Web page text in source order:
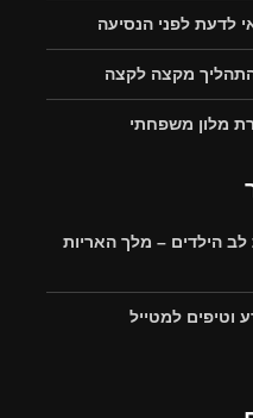
לדעת לפני הנסיעה
מקצה לקצה
מלון משפחתי
הילדים – מלך האריות
וטיפים למטייל